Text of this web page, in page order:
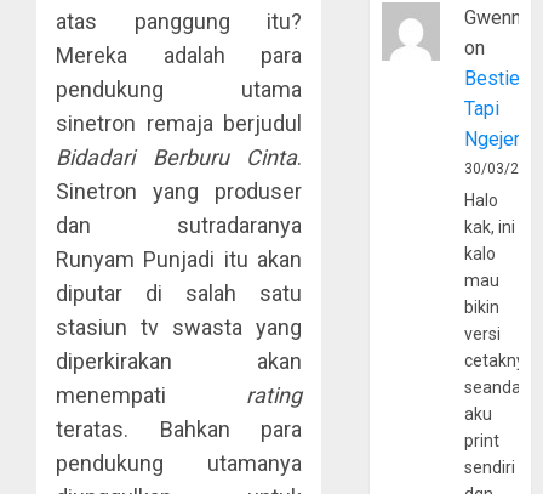
atas panggung itu?
Mereka adalah para
pendukung utama
sinetron remaja berjudul
Bidadari Berburu Cinta.
Sinetron yang produser
dan sutradaranya
Runyam Punjadi itu akan
diputar di salah satu
stasiun tv swasta yang
diperkirakan akan
menempati rating
teratas. Bahkan para
pendukung utamanya
Gwenny
on
Bestie
Tapi
30/03/
Halo
kak, ini
kalo
mau
bikin
versi
cetaknya
aku
print
sendiri